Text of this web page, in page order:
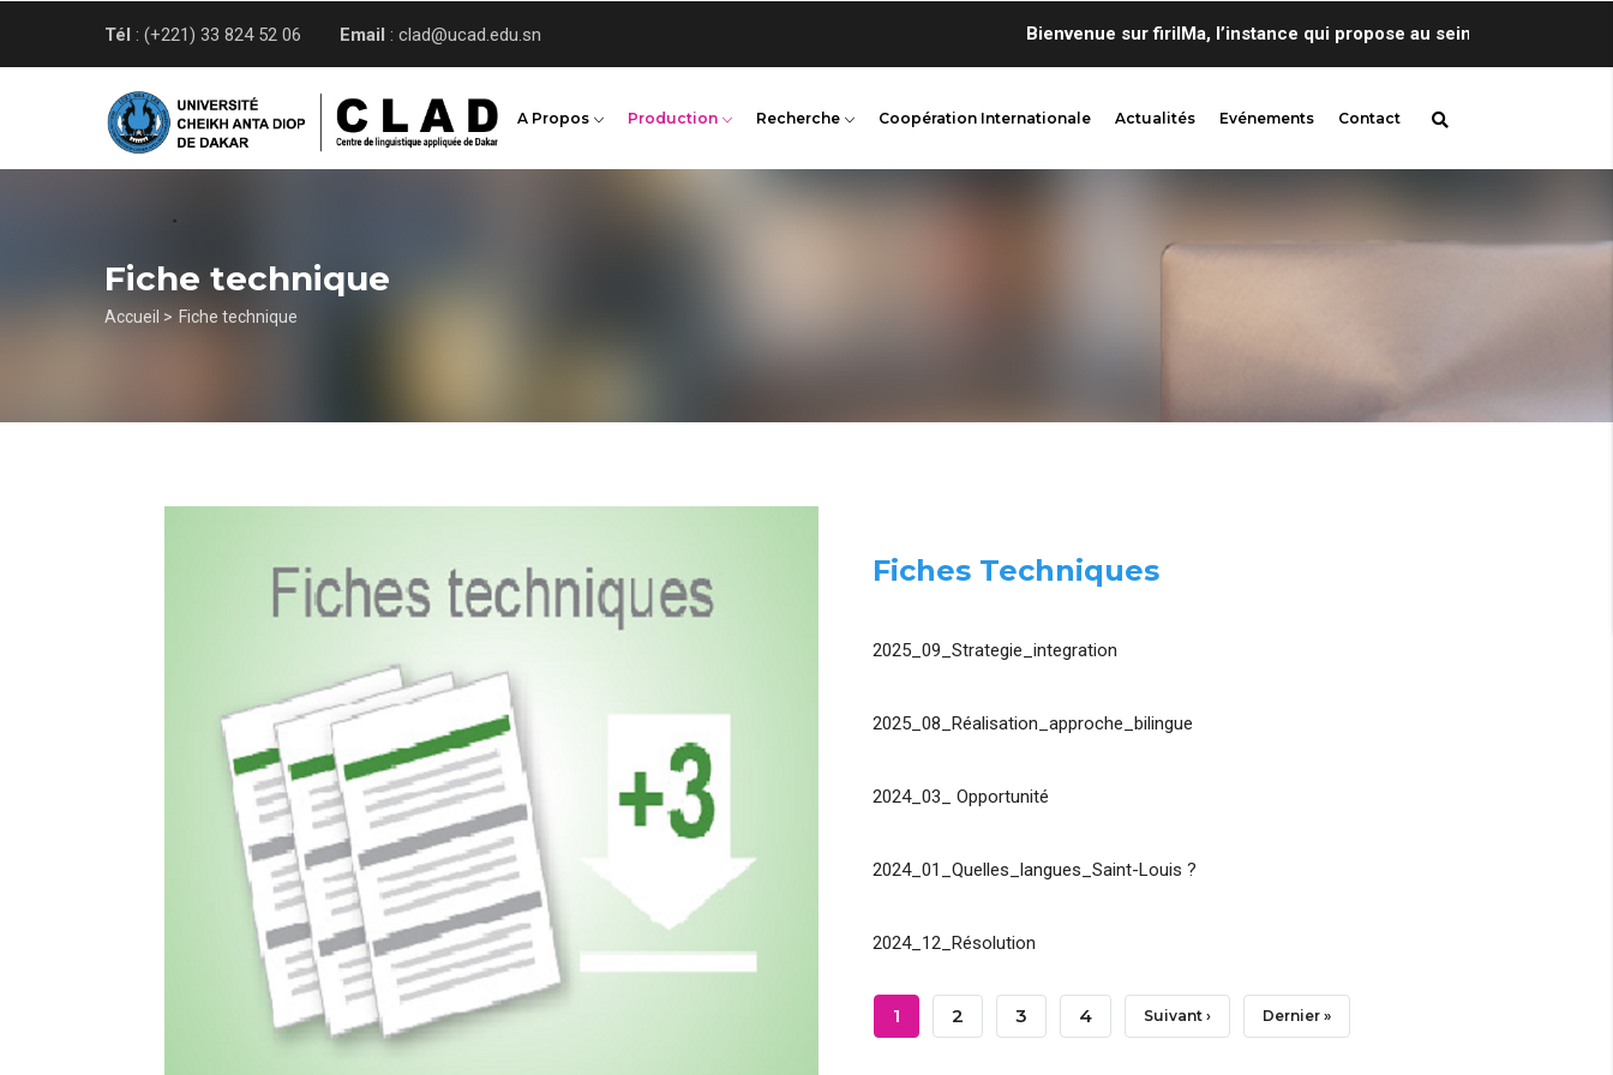
Tél : (+221) 33 824 52 06 Email : clad@ucad.edu.sn Bienvenue sur firilMa, l’instance qui propose au sein de Centre de
A Propos Production Recherche Coopération Internationale Actualités Evénements Contact
Fiche technique
Fil
Accueil > Fiche technique
Fiches Techniques
2025_09_Strategie_integration
2025_08_Réalisation_approche_bilingue
2024_03_ Opportunité
2024_01_Quelles_langues_Saint-Louis ?
2024_12_Résolution
Pagination
Page
1 Page
2 Page
3 Page
4 Page
Suivant › Dernière
Dernier »